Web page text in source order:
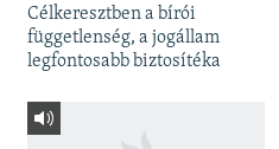
Célkeresztben a bírói
függetlenség, a jogállam
legfontosabb biztosítéka